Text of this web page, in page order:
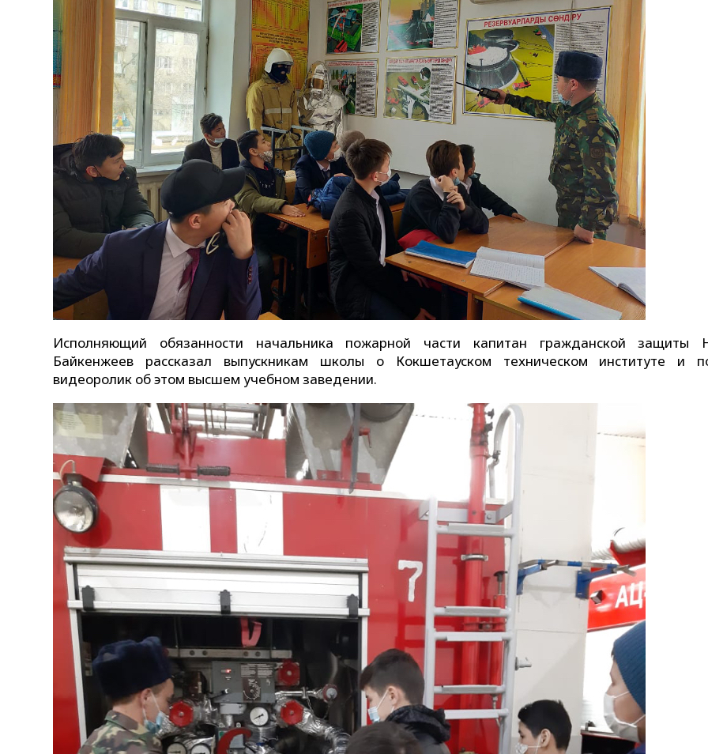
Исполняющий обязанности начальника пожарной части капитан гражданской защиты
Байкенжеев рассказал выпускникам школы о Кокшетауском техническом институте и
видеоролик об этом высшем учебном заведении.